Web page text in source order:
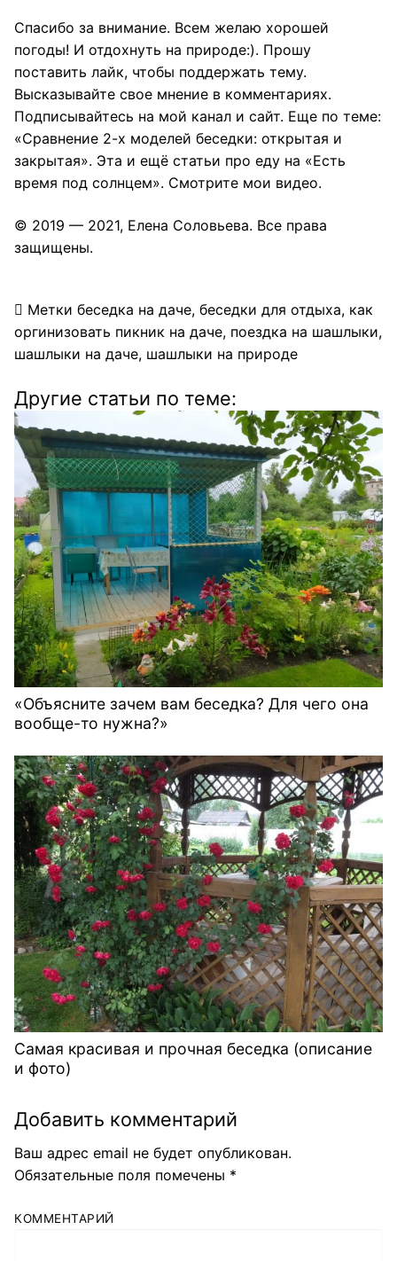
Спасибо за внимание. Всем желаю хорошей
погоды! И отдохнуть на природе:). Прошу
поставить лайк, чтобы поддержать тему.
Высказывайте свое мнение в комментариях.
Подписывайтесь на мой канал и сайт. Еще по теме:
«Сравнение 2-х моделей беседки: открытая и
закрытая». Эта и ещё статьи про еду на «Есть
время под солнцем». Смотрите мои видео.
© 2019 — 2021, Елена Соловьева. Все права
защищены.
Метки беседка на даче, беседки для отдыха, как
оргинизовать пикник на даче, поездка на шашлыки,
шашлыки на даче, шашлыки на природе
Другие статьи по теме:
«Объясните зачем вам беседка? Для чего она
вообще-то нужна?»
Самая красивая и прочная беседка (описание
и фото)
Добавить комментарий
Ваш адрес email не будет опубликован.
Обязательные поля помечены *
КОММЕНТАРИЙ